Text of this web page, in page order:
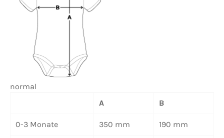
normal
A
B
0-3 Monate 350 mm 190 mm